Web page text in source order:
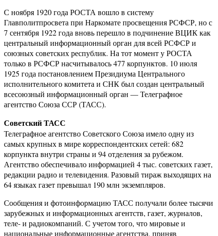
С ноября 1920 года РОСТА вошло в систему
Главполитпросвета при Наркомате просвещения РСФСР, но с
7 сентября 1922 года вновь перешло в подчинение ВЦИК как
центральный информационный орган для всей РСФСР и
союзных советских республик. На тот момент у РОСТА
только в РСФСР насчитывалось 477 корпунктов. 10 июля
1925 года постановлением Президиума Центрального
исполнительного комитета и СНК был создан центральный
всесоюзный информационный орган — Телеграфное
агентство Союза ССР (ТАСС).
Советский ТАСС
Телеграфное агентство Советского Союза имело одну из
самых крупных в мире корреспондентских сетей: 682
корпункта внутри страны и 94 отделения за рубежом.
Агентство обеспечивало информацией 4 тыс. советских газет,
редакции радио и телевидения. Разовый тираж выходящих на
64 языках газет превышал 190 млн экземпляров.
Сообщения и фотоинформацию ТАСС получали более тысячи
зарубежных и информационных агентств, газет, журналов,
теле- и радиокомпаний. С учетом того, что мировые и
национальные информационные агентства, приняв